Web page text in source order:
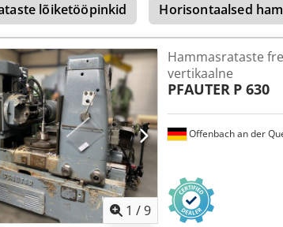
lõiketööpinkid
Horisontaalsed
1 /9
Offenbach an der
Hammasrataste
vertikaalne
PFAUTER P 630